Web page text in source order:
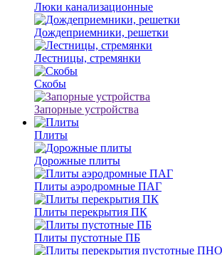
Люки канализационные
Дождеприемники, решетки
Лестницы, стремянки
Скобы
Запорные устройства
Плиты
Дорожные плиты
Плиты аэродромные ПАГ
Плиты перекрытия ПК
Плиты пустотные ПБ